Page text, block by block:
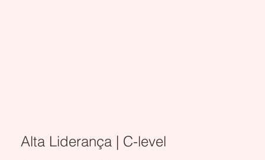
Alta Liderança | C-level